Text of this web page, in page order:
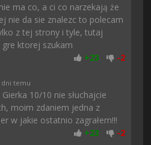
ma co, a ci co narzekają że
nie da sie znalezc to polecam
z tej strony i tyle, tutaj
ktorej szukam
+23 -2
dni temu
Gierka 10/10 nie słuchajcie
moim zdaniem jedna z
w jakie ostatnio zagrałem!!!
+23 -2